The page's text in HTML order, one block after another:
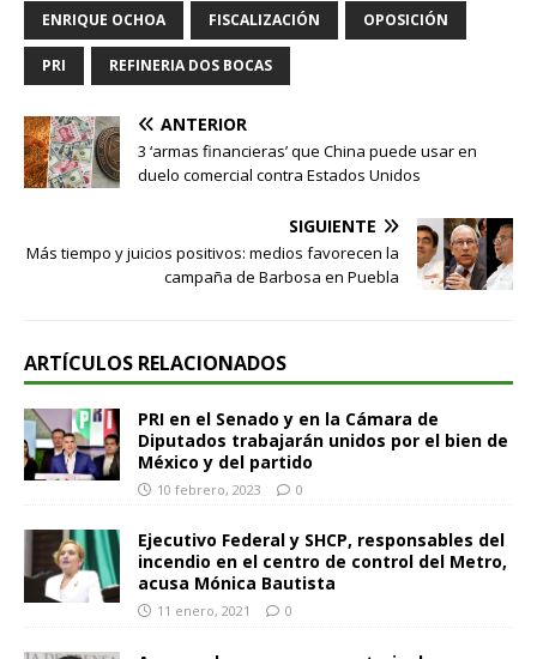
ENRIQUE OCHOA FISCALIZACIÓN OPOSICIÓN
PRI REFINERIA DOS BOCAS
ANTERIOR
3 ‘armas financieras’ que China puede usar en
duelo comercial contra Estados Unidos
SIGUIENTE
Más tiempo y juicios positivos: medios favorecen la
campaña de Barbosa en Puebla
ARTÍCULOS RELACIONADOS
PRI en el Senado y en la Cámara de
Diputados trabajarán unidos por el bien de
México y del partido
10 febrero, 2023 0
Ejecutivo Federal y SHCP, responsables del
incendio en el centro de control del Metro,
acusa Mónica Bautista
11 enero, 2021 0